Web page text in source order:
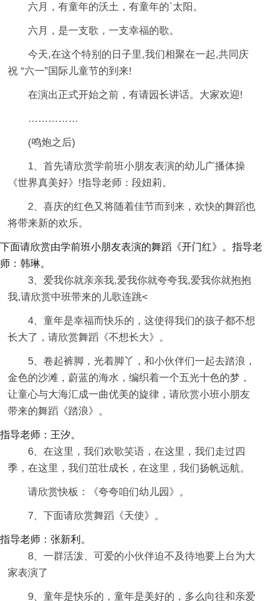
六月，有童年的沃土，有童年的`太阳。
六月，是一支歌，一支幸福的歌。
今天,在这个特别的日子里,我们相聚在一起,共同庆
祝 “六一”国际儿童节的到来!
在演出正式开始之前，有请园长讲话。大家欢迎!
……………
(鸣炮之后)
1、首先请欣赏学前班小朋友表演的幼儿广播体操
《世界真美好》!指导老师：段妞莉。
2、喜庆的红色又将随着佳节而到来，欢快的舞蹈也
将带来新的欢乐。
下面请欣赏由学前班小朋友表演的舞蹈《开门红》。指导老
师：韩琳。
3、爱我你就亲亲我,爱我你就夸夸我,爱我你就抱抱
我,请欣赏中班带来的儿歌连跳<
4、童年是幸福而快乐的，这使得我们的孩子都不想
长大了，请欣赏舞蹈《不想长大》。
5、卷起裤脚，光着脚丫，和小伙伴们一起去踏浪，
金色的沙滩，蔚蓝的海水，编织着一个五光十色的梦，
让童心与大海汇成一曲优美的旋律，请欣赏小班小朋友
带来的舞蹈《踏浪》。
指导老师：王汐。
6、在这里，我们欢歌笑语，在这里，我们走过四
季，在这里，我们茁壮成长，在这里，我们扬帆远航。
请欣赏快板：《夸夸咱们幼儿园》。
7、下面请欣赏舞蹈《天使》。
指导老师：张新利。
8、一群活泼、可爱的小伙伴迫不及待地要上台为大
家表演了
9、童年是快乐的，童年是美好的，多么向往和亲爱